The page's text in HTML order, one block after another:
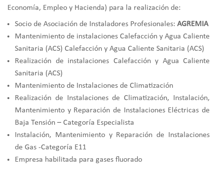
Economía, Empleo y Hacienda) para la realización de:
Socio de Asociación de Instaladores Profesionales: AGREMIA
Mantenimiento de instalaciones Calefacción y Agua Caliente
Sanitaria (ACS) Calefacción y Agua Caliente Sanitaria (ACS)
Realización de instalaciones Calefacción y Agua Caliente
Sanitaria (ACS)
Mantenimiento de Instalaciones de Climatización
Realización de Instalaciones de Climatización, Instalación,
Mantenimiento y Reparación de Instalaciones Eléctricas de
Baja Tensión – Categoría Especialista
Instalación, Mantenimiento y Reparación de Instalaciones
de Gas -Categoría E11
Empresa habilitada para gases fluorado